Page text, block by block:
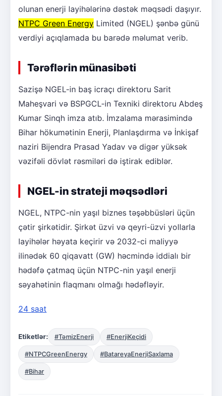
olunan enerji layihələrinə dəstək məqsədi daşıyır.
NTPC Green Energy Limited (NGEL) şənbə günü
verdiyi açıqlamada bu barədə məlumat verib.
Tərəflərin münasibəti
Sazişə NGEL-in baş icraçı direktoru Sarit
Maheşvari və BSPGCL-in Texniki direktoru Abdeş
Kumar Sinqh imza atıb. İmzalama mərasimində
Bihar hökumətinin Enerji, Planlaşdırma və İnkişaf
naziri Bijendra Prasad Yadav və digər yüksək
vəzifəli dövlət rəsmiləri də iştirak ediblər.
NGEL-in strateji məqsədləri
NGEL, NTPC-nin yaşıl biznes təşəbbüsləri üçün
çətir şirkətidir. Şirkət üzvi və qeyri-üzvi yollarla
layihələr həyata keçirir və 2032-ci maliyyə
ilinədək 60 qiqavatt (GW) həcmində iddialı bir
hədəfə çatmaq üçün NTPC-nin yaşıl enerji
səyahətinin flaqmanı olmağı hədəfləyir.
24 saat
Etiketlər: #TəmizEnerji #EnerjiKeçidi
#NTPCGreenEnergy #BatareyaEnerjiSaxlama
#Bihar